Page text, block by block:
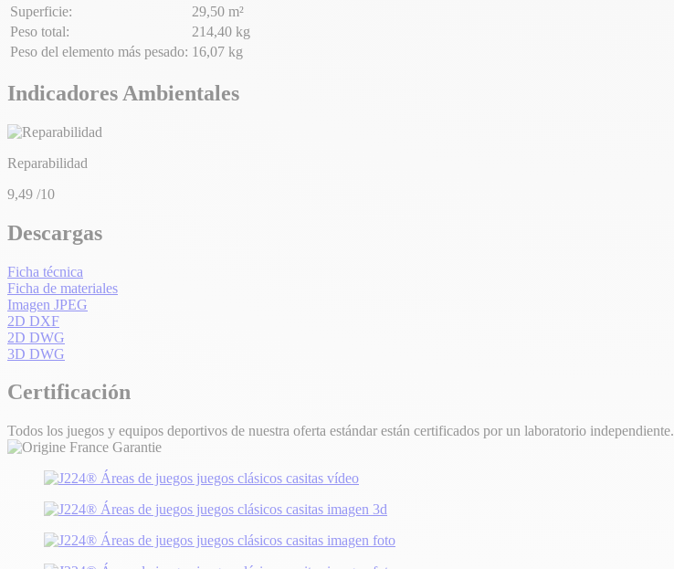
Superficie:
29,50 m²
Peso total:
214,40 kg
Peso del elemento más pesado: 16,07 kg
Indicadores Ambientales
Reparabilidad
9,49 /10
Descargas
Ficha técnica
Ficha de materiales
Imagen JPEG
2D DXF
2D DWG
3D DWG
Certificación
Todos los juegos y equipos deportivos de nuestra oferta estándar están certificados por un laboratorio independiente.